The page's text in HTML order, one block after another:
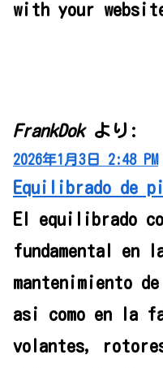
with your
FrankDok より:
2026年1月3日 2:48 PM
Equilibrado de
El equilibrado
fundamental en
mantenimiento
asi como en la
volantes,